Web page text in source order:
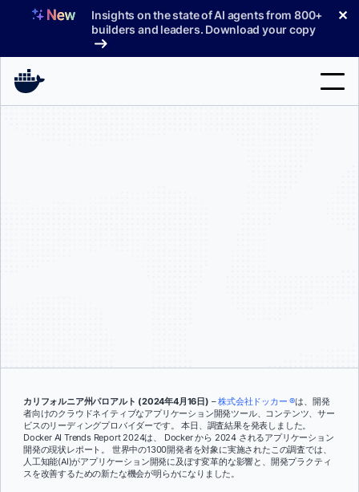
へ
Insights on the state of AI agents from 800+
builders and leaders. Download your copy
✕
カリフォルニア州パロアルト (2024年4月16日) – 株式会社ドッカー ®は、開発
者向けのクラウドネイティブなアプリケーション開発ツール、コンテンツ、サー
ビスのリーディングプロバイダーです。本日、調査結果を発表しました。
Docker AI Trends Report 2024は、 Docker から 2024 されるアプリケーション
開発の現状レポート。 世界中の1300開発者を対象に実施されたこの調査では、
人工知能(AI)がアプリケーション開発に及ぼす変革的な影響と、開発プラクティ
スを改善するための新たな機会が明らかになりました。